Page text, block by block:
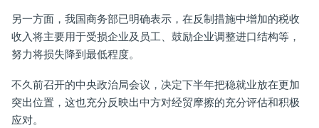
另一方面，我国商务部已明确表示，在反制措施中增加的税收
收入将主要用于受损企业及员工、鼓励企业调整进口结构等，
努力将损失降到最低程度。
不久前召开的中央政治局会议，决定下半年把稳就业放在更加
突出位置，这也充分反映出中方对经贸摩擦的充分评估和积极
应对。